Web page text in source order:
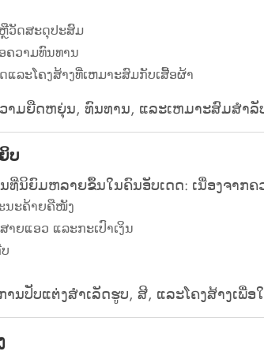
ວັດສະດຸປະສົມ
ຄວາມທົນທານ
ລະໂຄງສ້າງທີ່ເຫມາະສົມກັບເສື້ອຜ້າ
ມຍືດຫຍຸ່ນ, ທົນທານ, ແລະເຫມາະສົມສໍາລັ
ບ
ນທີ່ນິຍົມຫລາຍຂຶ້ນໃນຄົນອັບເດດ: ເນື່ອງຈາກ
ນະຄ້າຍຄືໜັງ
າຍແອວ ແລະກະເປົາເງິນ
ປັບແຕ່ງສໍາເລັດຮູບ, ສີ, ແລະໂຄງສ້າງເພື່ອ